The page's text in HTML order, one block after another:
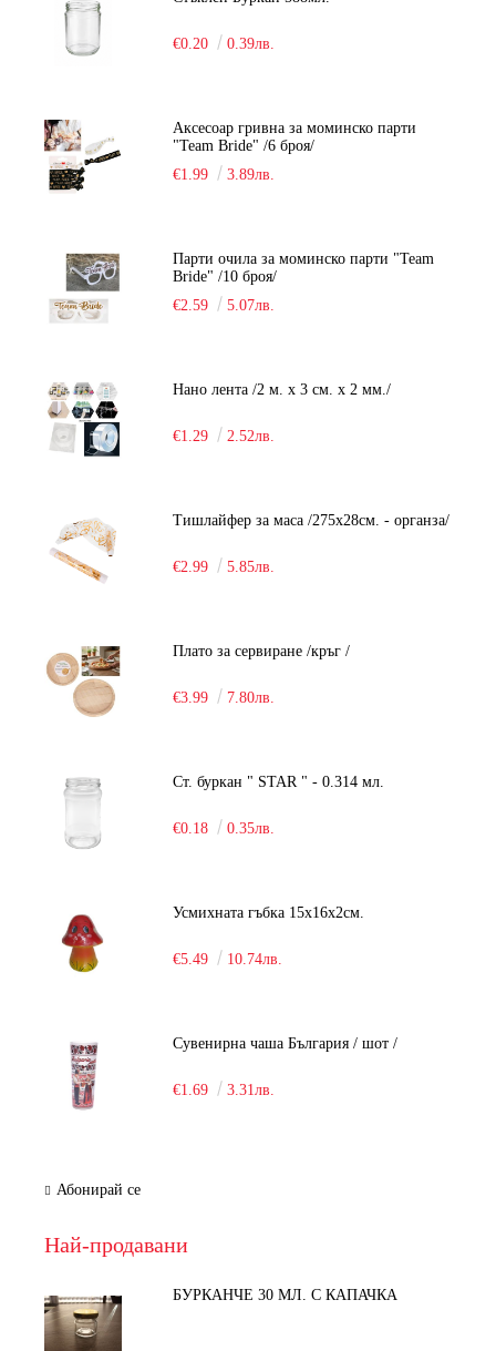
€0.20 0.39лв.
Аксесоар гривна за моминско парти
"Team Bride" /6 броя/
€1.99
3.89лв.
Парти очила за моминско парти "Team
Bride" /10 броя/
€2.59
5.07лв.
Нано лента /2 м. х 3 см. х 2 мм./
€1.29 2.52лв.
Тишлайфер за маса /275х28см. - органза/
€2.99 5.85лв.
Плато за сервиране /кръг /
€3.99 7.80лв.
Ст. буркан " STAR " - 0.314 мл.
€0.18 0.35лв.
Усмихната гъбка 15х16х2см.
€5.49 10.74лв.
Сувенирна чаша България / шот /
€1.69 3.31лв.
Абонирай се
Най-продавани
БУРКАНЧЕ 30 МЛ. С КАПАЧКА